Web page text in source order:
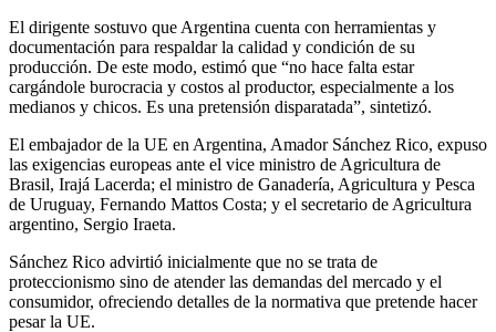
El dirigente sostuvo que Argentina cuenta con herramientas y
documentación para respaldar la calidad y condición de su
producción. De este modo, estimó que “no hace falta estar
cargándole burocracia y costos al productor, especialmente a los
medianos y chicos. Es una pretensión disparatada”, sintetizó.
El embajador de la UE en Argentina, Amador Sánchez Rico, expuso
las exigencias europeas ante el vice ministro de Agricultura de
Brasil, Irajá Lacerda; el ministro de Ganadería, Agricultura y Pesca
de Uruguay, Fernando Mattos Costa; y el secretario de Agricultura
argentino, Sergio Iraeta.
Sánchez Rico advirtió inicialmente que no se trata de
proteccionismo sino de atender las demandas del mercado y el
consumidor, ofreciendo detalles de la normativa que pretende hacer
pesar la UE.